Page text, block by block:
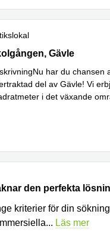
17, Gävle
Gävle
har du chansen
del av Gävle! Vi
i det växande
den perfekta
kriterier för din
... Läs mer